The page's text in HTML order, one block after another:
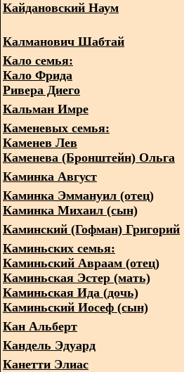
Кайдановский Наум
Калманович Шабтай
Кало семья:
Кало Фрида
Ривера Диего
Кальман Имре
Каменевых семья:
Каменев Лев
Каменева (Бронштейн) Ольга
Каминка Август
Каминка Эммануил (отец)
Каминка Михаил (сын)
Каминский (Гофман) Григорий
Каминьских семья:
Каминьский Авраам (отец)
Каминьская Эстер (мать)
Каминьская Ида (дочь)
Каминьский Иосеф (сын)
Кан Альберт
Кандель Эдуард
Канетти Элиас